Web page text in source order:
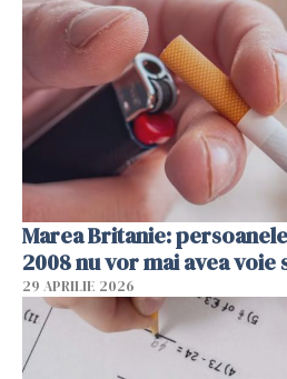
Marea Britanie:
2008 nu vor mai avea voie
29 APRILIE 2026